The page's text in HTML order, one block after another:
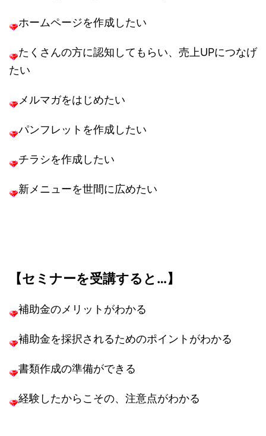
ホームページを作成したい
たくさんの方に認知してもらい、売上UPにつなげ
たい
メルマガをはじめたい
パンフレットを作成したい
チラシを作成したい
新メニューを世間に広めたい
【セミナーを受講すると…】
補助金のメリットがわかる
補助金を採択されるためのポイントがわかる
書類作成の準備ができる
経験したからこその、注意点がわかる